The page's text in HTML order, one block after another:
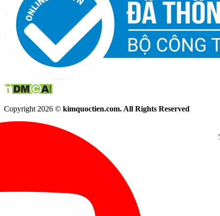
Copyright 2026 © kimquoctien.com. All Rights Reserved
(8h00 - 21h30)
(8h00 -